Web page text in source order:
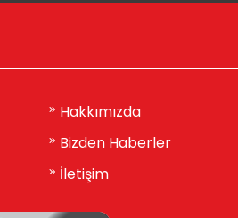
Hakkımızda
Bizden Haberler
İletişim